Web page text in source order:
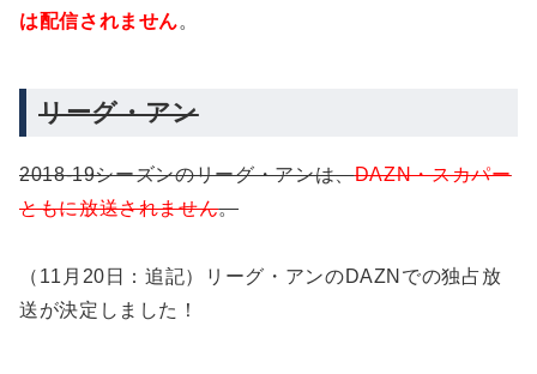
は配信されません。
リーグ・アン
2018-19シーズンのリーグ・アンは、DAZN・スカパー
ともに放送されません。
（11月20日：追記）リーグ・アンのDAZNでの独占放
送が決定しました！